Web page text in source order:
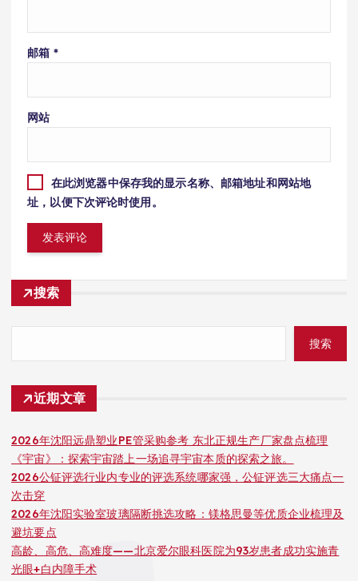
邮箱 *
网站
在此浏览器中保存我的显示名称、邮箱地址和网站地
址，以便下次评论时使用。
搜索
搜索
近期文章
2026年沈阳远鼎塑业PE管采购参考 东北正规生产厂家盘点梳理
《宇宙》：探索宇宙踏上一场追寻宇宙本质的探索之旅。
2026公钲评选行业内专业的评选系统哪家强，公钲评选三大痛点一
次击穿
2026年沈阳实验室玻璃隔断挑选攻略：镁格思曼等优质企业梳理及
避坑要点
高龄、高危、高难度——北京爱尔眼科医院为93岁患者成功实施青
光眼+白内障手术